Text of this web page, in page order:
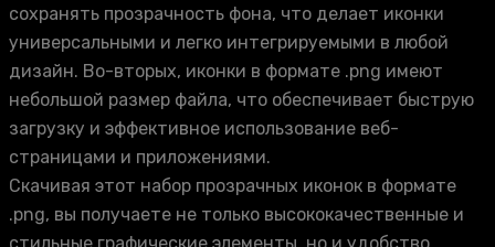
сохранять прозрачность фона, что делает иконки
универсальными и легко интегрируемыми в любой
дизайн. Во-вторых, иконки в формате .png имеют
небольшой размер файла, что обеспечивает быструю
загрузку и эффективное использование веб-
страницами и приложениями.
Скачивая этот набор прозрачных иконок в формате
.png, вы получаете не только высококачественные и